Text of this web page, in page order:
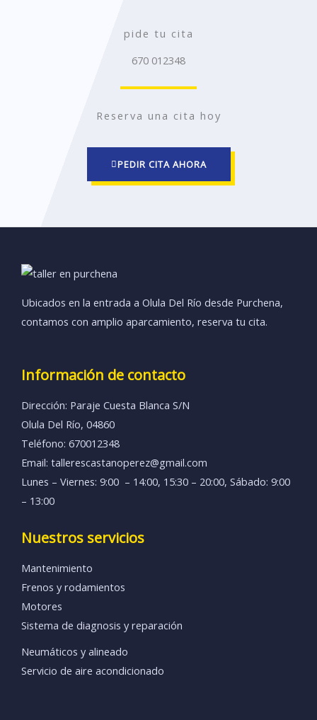
pide tu cita
670 012348
Reserva una cita hoy
PEDIR CITA AHORA
Ubicados en la entrada a Olula Del Río desde Purchena,
contamos con amplio aparcamiento, reserva tu cita.
Información de contacto
Dirección: Paraje Cuesta Blanca S/N
Olula Del Río, 04860
Teléfono: 670012348
Email: tallerescastanoperez@gmail.com
Lunes – Viernes: 9:00 – 14:00, 15:30 – 20:00, Sábado: 9:00
– 13:00
Nuestros servicios
Mantenimiento
Frenos y rodamientos
Motores
Sistema de diagnosis y reparación
Neumáticos y alineado
Servicio de aire acondicionado